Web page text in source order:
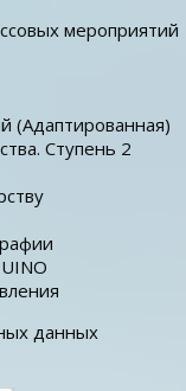
мероприятий
(Адаптированная)
Ступень 2
данных